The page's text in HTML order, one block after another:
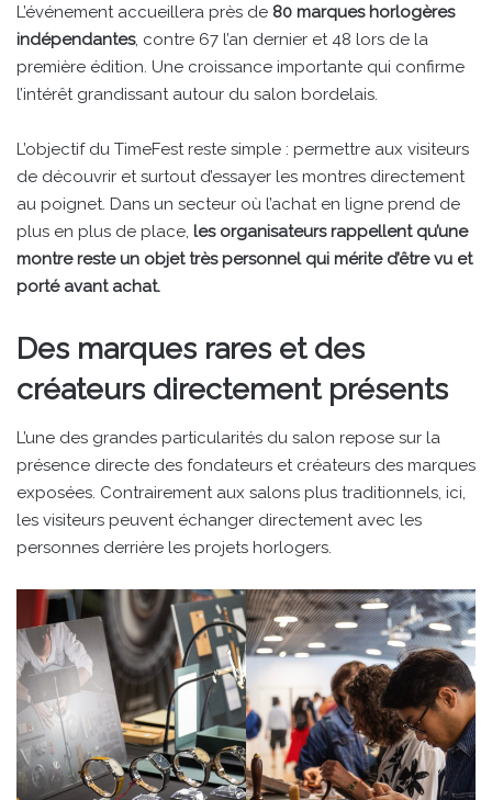
L’événement accueillera près de 80 marques horlogères
indépendantes, contre 67 l’an dernier et 48 lors de la
première édition. Une croissance importante qui confirme
l’intérêt grandissant autour du salon bordelais.
L’objectif du TimeFest reste simple : permettre aux visiteurs
de découvrir et surtout d’essayer les montres directement
au poignet. Dans un secteur où l’achat en ligne prend de
plus en plus de place, les organisateurs rappellent qu’une
montre reste un objet très personnel qui mérite d’être vu et
porté avant achat.
Des marques rares et des
créateurs directement présents
L’une des grandes particularités du salon repose sur la
présence directe des fondateurs et créateurs des marques
exposées. Contrairement aux salons plus traditionnels, ici,
les visiteurs peuvent échanger directement avec les
personnes derrière les projets horlogers.